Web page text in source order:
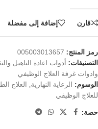
قارن إضافة إلى مفضلة
رمز المنتج: 005003013657
التصنيفات: أدوات اعادة التاهيل
وادوات غرفة العلاج الوظيفي
الوسوم: الرعاية النهارية العلاج
للعلاج الوظيفي
حصة: